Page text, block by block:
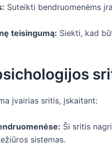
Suteikti bendruomenėms
teisingumą: Siekti, kad
įvairias sritis, įskaitant:
Ši sritis
sistemas.